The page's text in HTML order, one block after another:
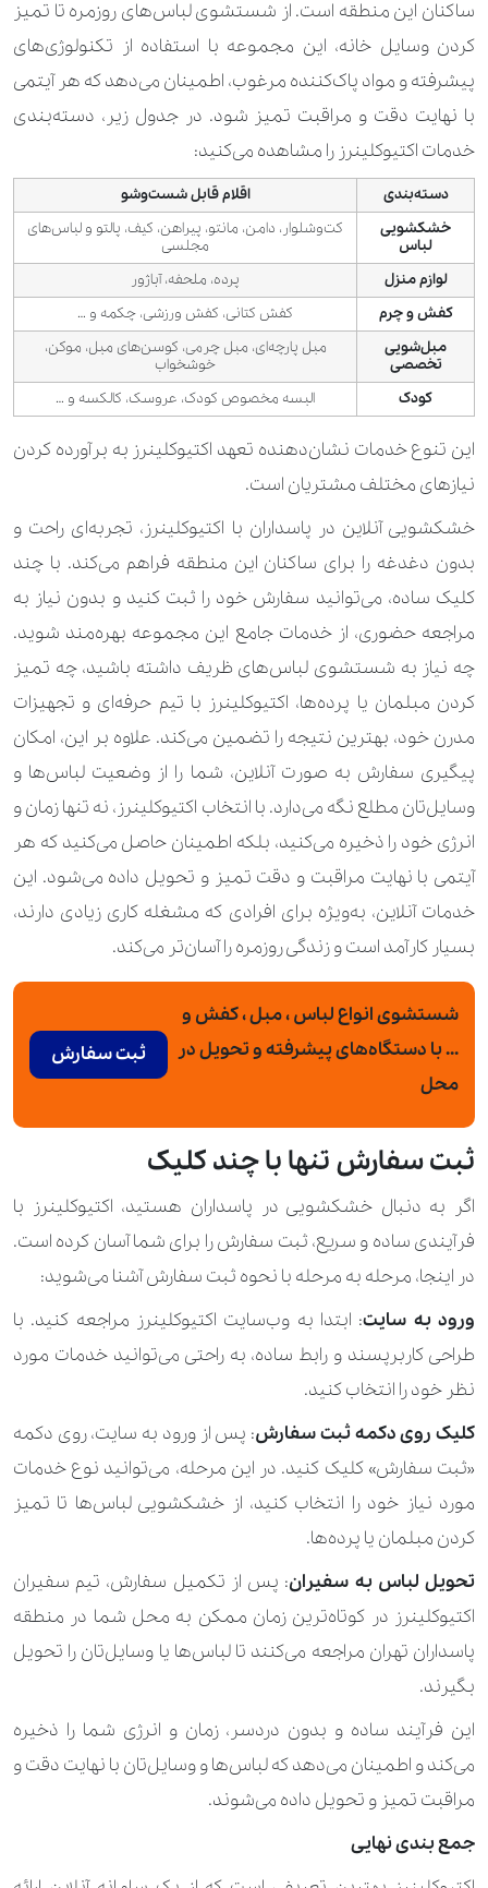
ساکنان این منطقه است. از شستشوی لباس‌های روزمره تا تمیز
کردن وسایل خانه، این مجموعه با استفاده از تکنولوژی‌های
پیشرفته و مواد پاک‌کننده مرغوب، اطمینان می‌دهد که هر آیتمی
با نهایت دقت و مراقبت تمیز شود. در جدول زیر، دسته‌بندی
خدمات اکتیوکلینرز را مشاهده می‌کنید:
دسته‌بندی
اقلام قابل شست‌وشو
خشکشویی
لباس
کت‌وشلوار، دامن، مانتو، پیراهن، کیف، پالتو و لباس‌های
مجلسی
لوازم منزل
پرده، ملحفه، آباژور
کفش و چرم
کفش کتانی، کفش ورزشی، چکمه و …
مبل‌شویی
تخصصی
مبل پارچه‌ای، مبل چرمی، کوسن‌های مبل، موکن،
خوشخواب
کودک
البسه مخصوص کودک، عروسک، کالکسه و …
این تنوع خدمات نشان‌دهنده تعهد اکتیوکلینرز به برآورده کردن
نیازهای مختلف مشتریان است.
خشکشویی آنلاین در پاسداران با اکتیوکلینرز، تجربه‌ای راحت و
بدون دغدغه را برای ساکنان این منطقه فراهم می‌کند. با چند
کلیک ساده، می‌توانید سفارش خود را ثبت کنید و بدون نیاز به
مراجعه حضوری، از خدمات جامع این مجموعه بهره‌مند شوید.
چه نیاز به شستشوی لباس‌های ظریف داشته باشید، چه تمیز
کردن مبلمان یا پرده‌ها، اکتیوکلینرز با تیم حرفه‌ای و تجهیزات
مدرن خود، بهترین نتیجه را تضمین می‌کند. علاوه بر این، امکان
پیگیری سفارش به صورت آنلاین، شما را از وضعیت لباس‌ها و
وسایل‌تان مطلع نگه می‌دارد. با انتخاب اکتیوکلینرز، نه تنها زمان و
انرژی خود را ذخیره می‌کنید، بلکه اطمینان حاصل می‌کنید که هر
آیتمی با نهایت مراقبت و دقت تمیز و تحویل داده می‌شود. این
خدمات آنلاین، به‌ویژه برای افرادی که مشغله کاری زیادی دارند،
بسیار کارآمد است و زندگی روزمره را آسان‌تر می‌کند.
شستشوی انواع لباس ، مبل ، کفش و
... با دستگاه‌های پیشرفته و تحویل در
محل
ثبت سفارش
ثبت سفارش تنها با چند کلیک
اگر به دنبال خشکشویی در پاسداران هستید، اکتیوکلینرز با
فرآیندی ساده و سریع، ثبت سفارش را برای شما آسان کرده است.
در اینجا، مرحله به مرحله با نحوه ثبت سفارش آشنا می‌شوید:
ورود به سایت: ابتدا به وب‌سایت اکتیوکلینرز مراجعه کنید. با
طراحی کاربرپسند و رابط ساده، به راحتی می‌توانید خدمات مورد
نظر خود را انتخاب کنید.
کلیک روی دکمه ثبت سفارش: پس از ورود به سایت، روی دکمه
«ثبت سفارش» کلیک کنید. در این مرحله، می‌توانید نوع خدمات
مورد نیاز خود را انتخاب کنید، از خشکشویی لباس‌ها تا تمیز
کردن مبلمان یا پرده‌ها.
تحویل لباس به سفیران: پس از تکمیل سفارش، تیم سفیران
اکتیوکلینرز در کوتاه‌ترین زمان ممکن به محل شما در منطقه
پاسداران تهران مراجعه می‌کنند تا لباس‌ها یا وسایل‌تان را تحویل
بگیرند.
این فرآیند ساده و بدون دردسر، زمان و انرژی شما را ذخیره
می‌کند و اطمینان می‌دهد که لباس‌ها و وسایل‌تان با نهایت دقت و
مراقبت تمیز و تحویل داده می‌شوند.
جمع بندی نهایی